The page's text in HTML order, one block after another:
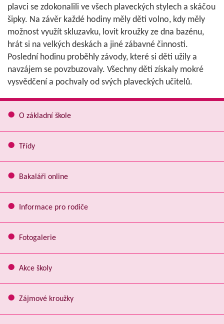
plavci se zdokonalili ve všech plaveckých stylech a skáčou
šipky. Na závěr každé hodiny měly děti volno, kdy měly
možnost využít skluzavku, lovit kroužky ze dna bazénu,
hrát si na velkých deskách a jiné zábavné činnosti.
Poslední hodinu proběhly závody, které si děti užily a
navzájem se povzbuzovaly. Všechny děti získaly mokré
vysvědčení a pochvaly od svých plaveckých učitelů.
O základní škole
Třídy
Bakaláři online
Informace pro rodiče
Fotogalerie
Akce školy
Zájmové kroužky